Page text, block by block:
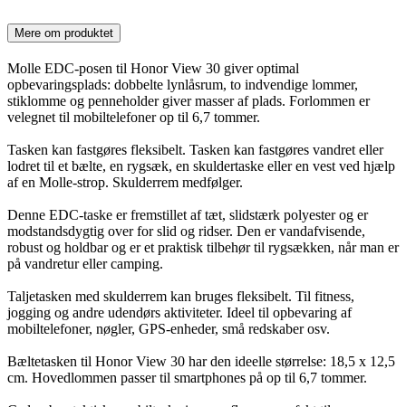
Mere om produktet
Molle EDC-posen til Honor View 30 giver optimal
opbevaringsplads: dobbelte lynlåsrum, to indvendige lommer,
stiklomme og penneholder giver masser af plads. Forlommen er
velegnet til mobiltelefoner op til 6,7 tommer.
Tasken kan fastgøres fleksibelt. Tasken kan fastgøres vandret eller
lodret til et bælte, en rygsæk, en skuldertaske eller en vest ved hjælp
af en Molle-strop. Skulderrem medfølger.
Denne EDC-taske er fremstillet af tæt, slidstærk polyester og er
modstandsdygtig over for slid og ridser. Den er vandafvisende,
robust og holdbar og er et praktisk tilbehør til rygsækken, når man er
på vandretur eller camping.
Taljetasken med skulderrem kan bruges fleksibelt. Til fitness,
jogging og andre udendørs aktiviteter. Ideel til opbevaring af
mobiltelefoner, nøgler, GPS-enheder, små redskaber osv.
Bæltetasken til Honor View 30 har den ideelle størrelse: 18,5 x 12,5
cm. Hovedlommen passer til smartphones på op til 6,7 tommer.